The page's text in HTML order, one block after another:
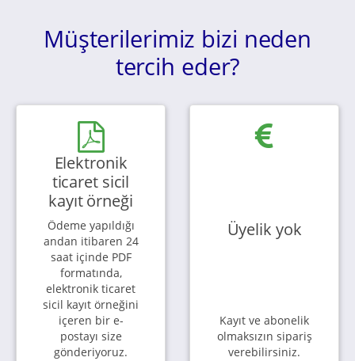
Müşterilerimiz bizi neden
tercih eder?
Elektronik
ticaret sicil
kayıt örneği
Ödeme yapıldığı
andan itibaren 24
saat içinde PDF
formatında,
elektronik ticaret
sicil kayıt örneğini
içeren bir e-
postayı size
gönderiyoruz.
Üyelik yok
Kayıt ve abonelik
olmaksızın sipariş
verebilirsiniz.